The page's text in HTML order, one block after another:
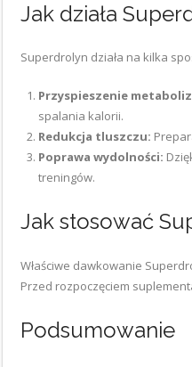
Jak działa
Superdrolyn działa na kilka
Przyspieszenie
spalania kalorii.
Redukcja tluszczu:
Poprawa wydolności:
treningów.
Jak stosować
Właściwe dawkowanie
Przed rozpoczęciem
Podsumowanie